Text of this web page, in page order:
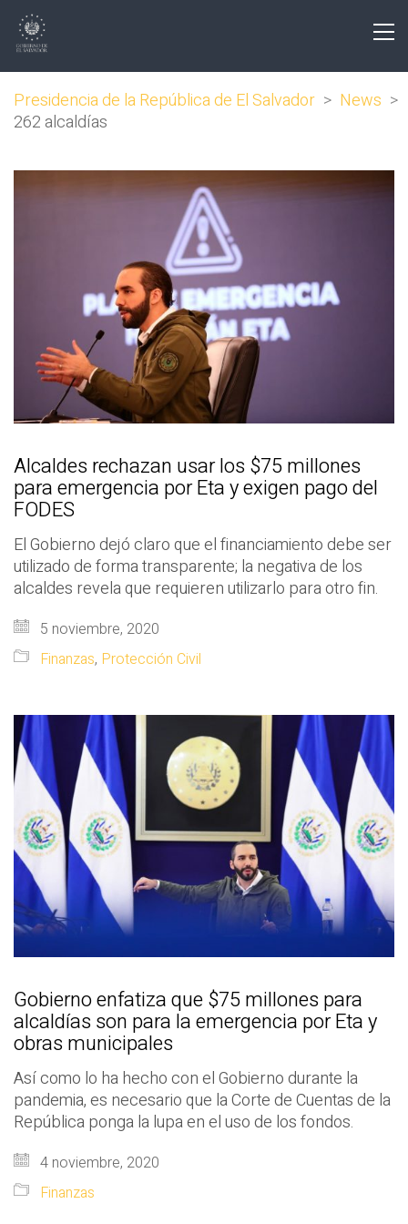
Presidencia de la República de El Salvador > News >
262 alcaldías
Alcaldes rechazan usar los $75 millones
para emergencia por Eta y exigen pago del
FODES
El Gobierno dejó claro que el financiamiento debe ser
utilizado de forma transparente; la negativa de los
alcaldes revela que requieren utilizarlo para otro fin.
5 noviembre, 2020
Finanzas, Protección Civil
Gobierno enfatiza que $75 millones para
alcaldías son para la emergencia por Eta y
obras municipales
Así como lo ha hecho con el Gobierno durante la
pandemia, es necesario que la Corte de Cuentas de la
República ponga la lupa en el uso de los fondos.
4 noviembre, 2020
Finanzas